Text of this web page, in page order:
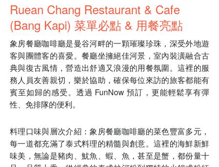
Ruean Chang Restaurant & Cafe
(Bang Kapi) 菜單必點 & 用餐亮點
象房餐廳咖啡廳是曼谷河畔的一顆璀璨珍珠，深受外地遊
客與團體客的喜愛。餐廳坐擁絕佳河景，室內裝潢融合古
典與復古風情，營造出舒適又浪漫的用餐氛圍。這裡的服
務人員友善親切，樂於協助，確保每位來訪的旅客都能有
賓至如歸的感受。透過 FunNow 預訂，更能輕鬆享有彈
性、免排隊的便利。
料理口味與層次介紹：象房餐廳咖啡廳的菜色豐富多元，
每一道都充滿了泰式料理的精髓與創意。這裡的海鮮新鮮
味美，無論是豬肉、魷魚、蝦、魚，甚至是蟹，都份量十